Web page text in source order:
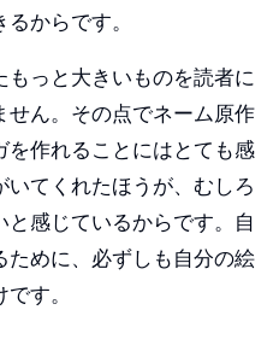
からです。
っと大きいものを読者に
ん。その点でネーム原作
作れることにはとても感
てくれたほうが、むしろ
感じているからです。自
めに、必ずしも自分の絵
す。